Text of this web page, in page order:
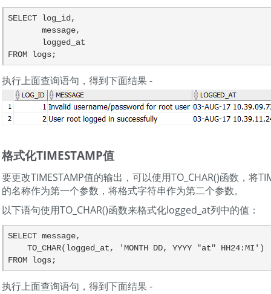
SELECT log_id,
FROM logs;
执行上面查询语句，得到下面结果 -
格式化TIMESTAMP值
要更改TIMESTAMP值的输出，可以使用TO_CHAR()函数，将
的名称作为第一个参数，将格式字符串作为第二个参数。
以下语句使用TO_CHAR()函数来格式化logged_at列中的值：
SELECT message,
FROM logs;
执行上面查询语句，得到下面结果 -